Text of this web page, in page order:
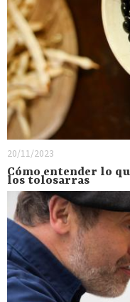
20/11/2023
Cómo entender lo
los tolosarras